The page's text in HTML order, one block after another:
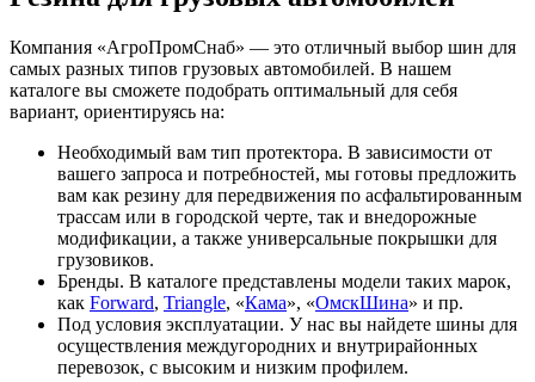
Компания «АгроПромСнаб» — это отличный выбор шин для
самых разных типов грузовых автомобилей. В нашем
каталоге вы сможете подобрать оптимальный для себя
вариант, ориентируясь на:
Необходимый вам тип протектора. В зависимости от
вашего запроса и потребностей, мы готовы предложить
вам как резину для передвижения по асфальтированным
трассам или в городской черте, так и внедорожные
модификации, а также универсальные покрышки для
грузовиков.
Бренды. В каталоге представлены модели таких марок,
как Forward, Triangle, «Кама», «ОмскШина» и пр.
Под условия эксплуатации. У нас вы найдете шины для
осуществления междугородних и внутрирайонных
перевозок, с высоким и низким профилем.